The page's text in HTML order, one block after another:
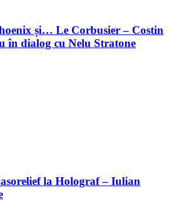
și… Le Corbusier – Costin
în dialog cu Nelu Stratone
la Holograf – Iulian